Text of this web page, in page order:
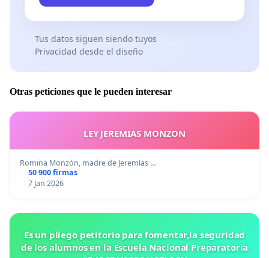
Tus datos siguen siendo tuyos
Privacidad desde el diseño
Otras peticiones que le pueden interesar
LEY JEREMIAS MONZON
Romina Monzón, madre de Jeremías …
50 900 firmas
7 Jan 2026
Es un pliego petitorio para fomentar,la seguridad
de los alumnos en la Escuela Nacional Preparatoria